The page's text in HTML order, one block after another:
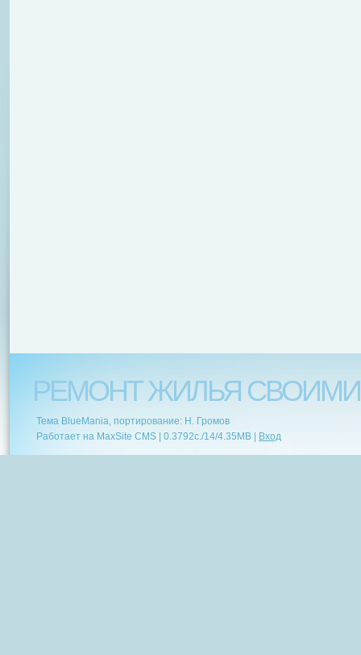
РЕМОНТ ЖИЛЬЯ
Тема BlueMania, портирование: Н. Громов
Работает на MaxSite CMS | 0.3792c./14/4.35MB | Вход